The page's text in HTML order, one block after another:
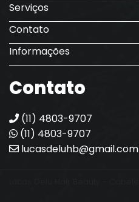
Serviços
Contato
Informações
Contato
(11) 4803-9707
(11) 4803-9707
lucasdeluhb@gmail.com